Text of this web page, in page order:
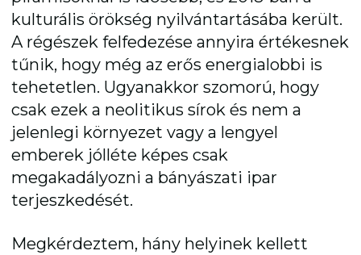
kulturális örökség nyilvántartásába került.
A régészek felfedezése annyira értékesnek
tűnik, hogy még az erős energialobbi is
tehetetlen. Ugyanakkor szomorú, hogy
csak ezek a neolitikus sírok és nem a
jelenlegi környezet vagy a lengyel
emberek jólléte képes csak
megakadályozni a bányászati ipar
terjeszkedését.
Megkérdeztem, hány helyinek kellett